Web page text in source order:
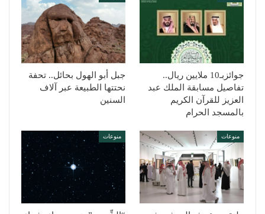
جوائزبـ10 ملايين ريال..
تفاصيل مسابقة الملك عبد
العزيز للقرآن الكريم
بالمسجد الحرام
جبل أبو الهول بحائل.. تحفة
نحتتها الطبيعة عبر آلاف
السنين
منوعات منوعات